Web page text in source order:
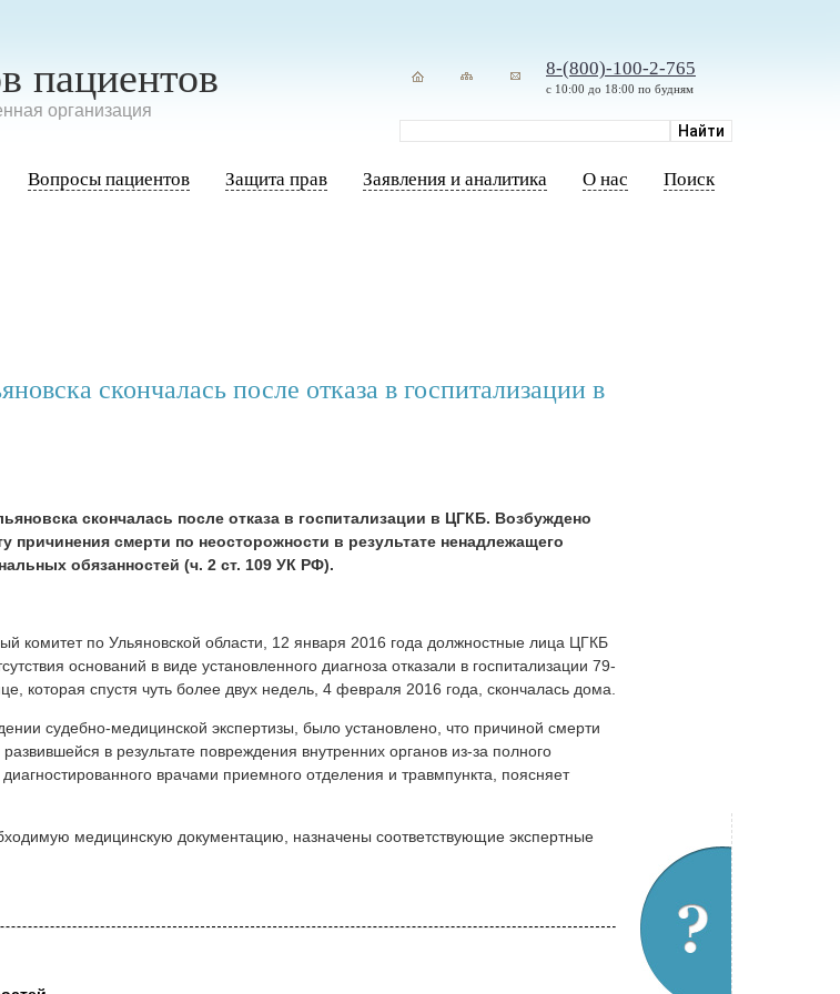
пациентов
организация
8-(800)-100-2-765
с 10:00 до 18:00 по будням
Вопросы пациентов Защита прав Заявления и аналитика О нас Поиск
скончалась после отказа в госпитализации в
скончалась после отказа в госпитализации в ЦГКБ. Возбуждено
причинения смерти по неосторожности в результате ненадлежащего
обязанностей (ч. 2 ст. 109 УК РФ).
комитет по Ульяновской области, 12 января 2016 года должностные лица ЦГКБ
оснований в виде установленного диагноза отказали в госпитализации 79-
которая спустя чуть более двух недель, 4 февраля 2016 года, скончалась дома.
судебно-медицинской экспертизы, было установлено, что причиной смерти
в результате повреждения внутренних органов из-за полного
врачами приемного отделения и травмпункта, поясняет
медицинскую документацию, назначены соответствующие экспертные